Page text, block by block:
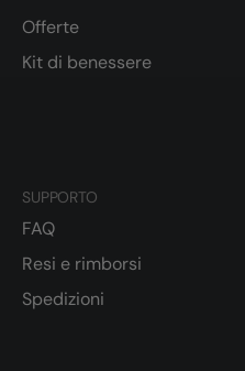
Offerte
Kit di benessere
SUPPORTO
FAQ
Resi e rimborsi
Spedizioni